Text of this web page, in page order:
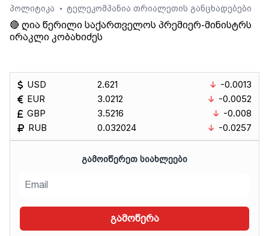
პოლიტიკა
• ტელეკომპანია თრიალეთის განცხადებები
🔴 ღია წერილი საქართველოს პრემიერ-მინისტრს
ირაკლი კობახიძეს
USD
EUR
GBP
RUB
2.621
3.0212
3.5216
0.032024
-0.0013
-0.0052
-0.008
-0.0257
ᲒᲐᲛᲝᲘᲬᲔᲠᲔᲗ ᲡᲘᲐᲮᲚᲔᲔᲑᲘ
გამოწერა